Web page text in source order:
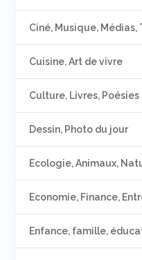
Ciné, Musique, Médias,
Cuisine, Art de vivre
Culture, Livres, Poésies
Dessin, Photo du jour
Ecologie, Animaux,
Economie, Finance,
Enfance, famille,